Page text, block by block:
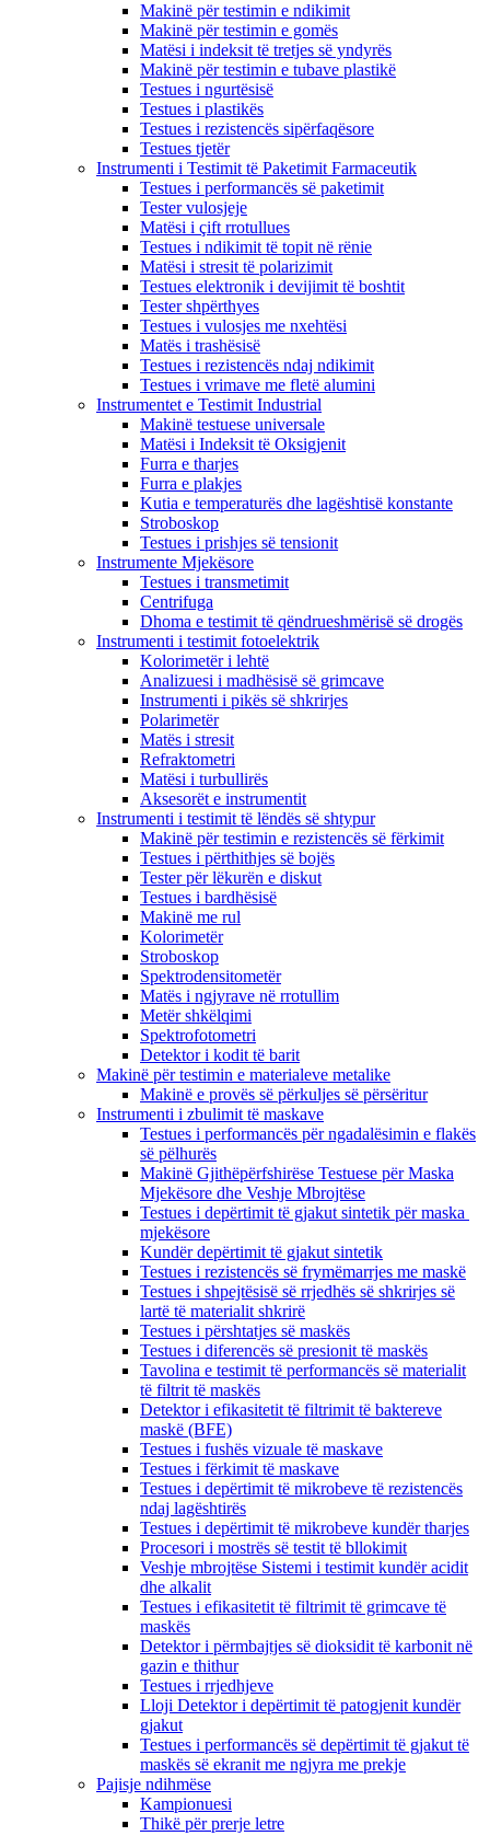
Makinë për testimin e ndikimit
Makinë për testimin e gomës
Matësi i indeksit të tretjes së yndyrës
Makinë për testimin e tubave plastikë
Testues i ngurtësisë
Testues i plastikës
Testues i rezistencës sipërfaqësore
Testues tjetër
Instrumenti i Testimit të Paketimit Farmaceutik
Testues i performancës së paketimit
Tester vulosjeje
Matësi i çift rrotullues
Testues i ndikimit të topit në rënie
Matësi i stresit të polarizimit
Testues elektronik i devijimit të boshtit
Tester shpërthyes
Testues i vulosjes me nxehtësi
Matës i trashësisë
Testues i rezistencës ndaj ndikimit
Testues i vrimave me fletë alumini
Instrumentet e Testimit Industrial
Makinë testuese universale
Matësi i Indeksit të Oksigjenit
Furra e tharjes
Furra e plakjes
Kutia e temperaturës dhe lagështisë konstante
Stroboskop
Testues i prishjes së tensionit
Instrumente Mjekësore
Testues i transmetimit
Centrifuga
Dhoma e testimit të qëndrueshmërisë së drogës
Instrumenti i testimit fotoelektrik
Kolorimetër i lehtë
Analizuesi i madhësisë së grimcave
Instrumenti i pikës së shkrirjes
Polarimetër
Matës i stresit
Refraktometri
Matësi i turbullirës
Aksesorët e instrumentit
Instrumenti i testimit të lëndës së shtypur
Makinë për testimin e rezistencës së fërkimit
Testues i përthithjes së bojës
Tester për lëkurën e diskut
Testues i bardhësisë
Makinë me rul
Kolorimetër
Stroboskop
Spektrodensitometër
Matës i ngjyrave në rrotullim
Metër shkëlqimi
Spektrofotometri
Detektor i kodit të barit
Makinë për testimin e materialeve metalike
Makinë e provës së përkuljes së përsëritur
Instrumenti i zbulimit të maskave
Testues i performancës për ngadalësimin e flakës
së pëlhurës
Makinë Gjithëpërfshirëse Testuese për Maska
Mjekësore dhe Veshje Mbrojtëse
Testues i depërtimit të gjakut sintetik për maska ​​
mjekësore
Kundër depërtimit të gjakut sintetik
Testues i rezistencës së frymëmarrjes me maskë
Testues i shpejtësisë së rrjedhës së shkrirjes së
lartë të materialit shkrirë
Testues i përshtatjes së maskës
Testues i diferencës së presionit të maskës
Tavolina e testimit të performancës së materialit
të filtrit të maskës
Detektor i efikasitetit të filtrimit të baktereve
maskë (BFE)
Testues i fushës vizuale të maskave
Testues i fërkimit të maskave
Testues i depërtimit të mikrobeve të rezistencës
ndaj lagështirës
Testues i depërtimit të mikrobeve kundër tharjes
Procesori i mostrës së testit të bllokimit
Veshje mbrojtëse Sistemi i testimit kundër acidit
dhe alkalit
Testues i efikasitetit të filtrimit të grimcave të
maskës
Detektor i përmbajtjes së dioksidit të karbonit në
gazin e thithur
Testues i rrjedhjeve
Lloji Detektor i depërtimit të patogjenit kundër
gjakut
Testues i performancës së depërtimit të gjakut të
maskës së ekranit me ngjyra me prekje
Pajisje ndihmëse
Kampionuesi
Thikë për prerje letre